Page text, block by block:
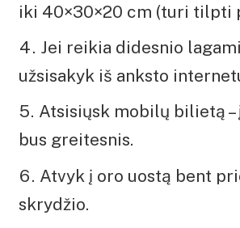
iki 40×30×20 cm (turi tilpti
Jei reikia didesnio
užsisakyk iš anksto
Atsisiųsk mobilų bilietą
bus greitesnis.
Atvyk į oro uostą bent
skrydžio.